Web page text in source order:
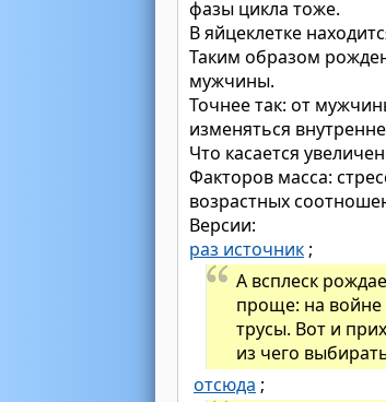
фазы цикла тоже.
В яйцеклетке
Таким образом
мужчины.
Точнее так: от
изменяться
Что касается
Факторов масса:
возрастных
Версии:
раз источник ;
А всплеск
проще: на войне
трусы. Вот и
из чего
отсюда ;